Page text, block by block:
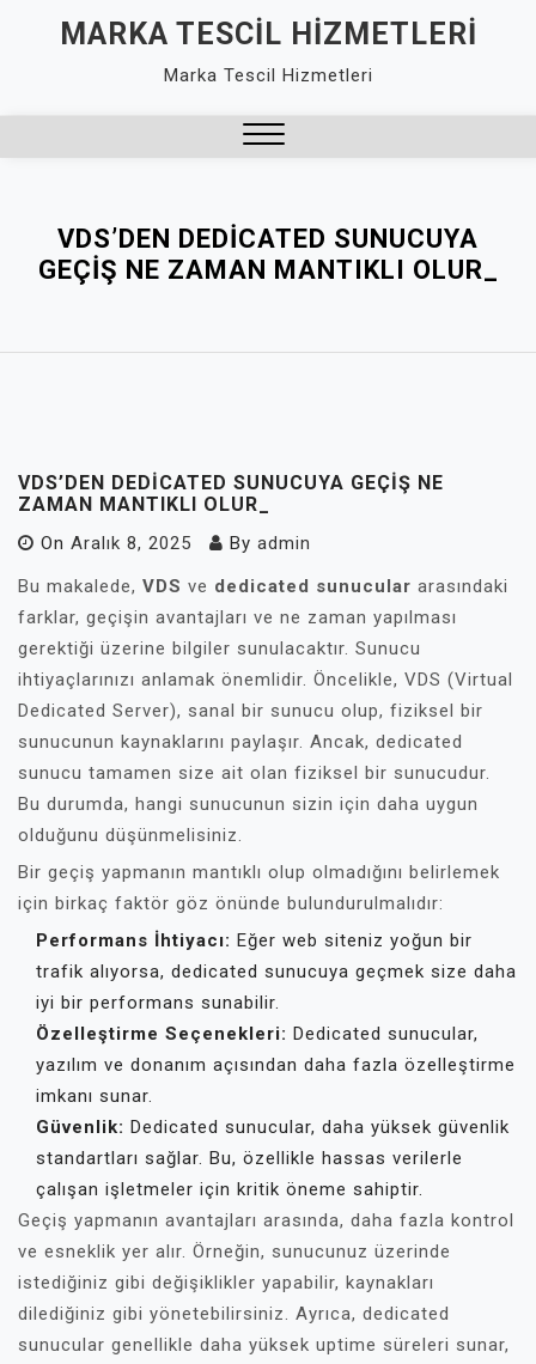
MARKA TESCIL HIZMETLERI
Marka Tescil Hizmetleri
VDS’DEN DEDICATED SUNUCUYA
GEÇIŞ NE ZAMAN MANTIKLI OLUR_
VDS’DEN DEDICATED SUNUCUYA GEÇIŞ NE
ZAMAN MANTIKLI OLUR_
On Aralık 8, 2025 By admin
Bu makalede, VDS ve dedicated sunucular arasındaki
farklar, geçişin avantajları ve ne zaman yapılması
gerektiği üzerine bilgiler sunulacaktır. Sunucu
ihtiyaçlarınızı anlamak önemlidir. Öncelikle, VDS (Virtual
Dedicated Server), sanal bir sunucu olup, fiziksel bir
sunucunun kaynaklarını paylaşır. Ancak, dedicated
sunucu tamamen size ait olan fiziksel bir sunucudur.
Bu durumda, hangi sunucunun sizin için daha uygun
olduğunu düşünmelisiniz.
Bir geçiş yapmanın mantıklı olup olmadığını belirlemek
için birkaç faktör göz önünde bulundurulmalıdır:
Performans İhtiyacı: Eğer web siteniz yoğun bir
trafik alıyorsa, dedicated sunucuya geçmek size daha
iyi bir performans sunabilir.
Özelleştirme Seçenekleri: Dedicated sunucular,
yazılım ve donanım açısından daha fazla özelleştirme
imkanı sunar.
Güvenlik: Dedicated sunucular, daha yüksek güvenlik
standartları sağlar. Bu, özellikle hassas verilerle
çalışan işletmeler için kritik öneme sahiptir.
Geçiş yapmanın avantajları arasında, daha fazla kontrol
ve esneklik yer alır. Örneğin, sunucunuz üzerinde
istediğiniz gibi değişiklikler yapabilir, kaynakları
dilediğiniz gibi yönetebilirsiniz. Ayrıca, dedicated
sunucular genellikle daha yüksek uptime süreleri sunar,